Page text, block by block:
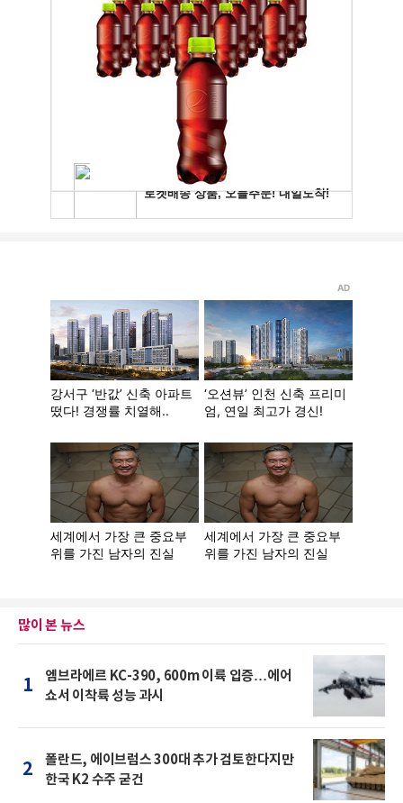
많이 본 뉴스
1
엠브라에르 KC-390, 600m 이륙 입증…에어
쇼서 이착륙 성능 과시
2
폴란드, 에이브럼스 300대 추가 검토한다지만
한국 K2 수주 굳건